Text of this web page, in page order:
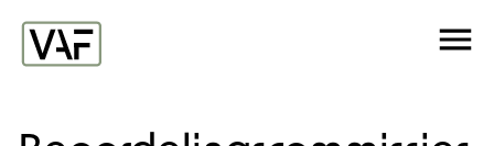
Ga verder naar de inhoud